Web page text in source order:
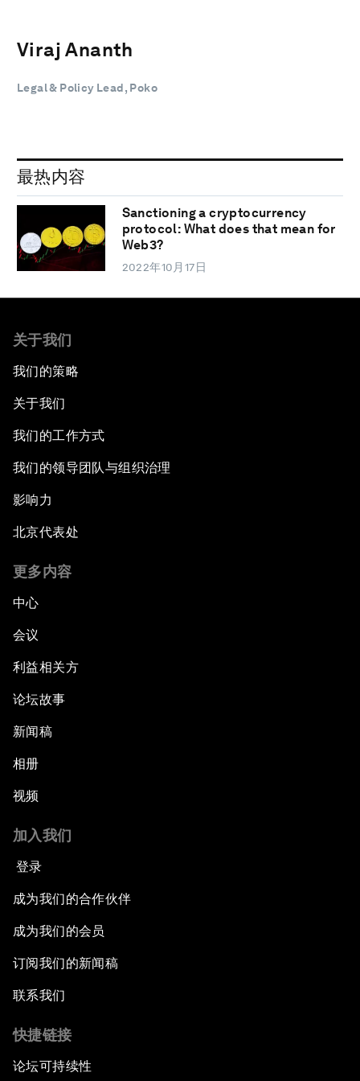
Viraj Ananth
Legal & Policy Lead, Poko
最热内容
Sanctioning a cryptocurrency
protocol: What does that mean for
Web3?
2022年10月17日
关于我们
我们的策略
关于我们
我们的工作方式
我们的领导团队与组织治理
影响力
北京代表处
更多内容
中心
会议
利益相关方
论坛故事
新闻稿
相册
视频
加入我们
登录
成为我们的合作伙伴
成为我们的会员
订阅我们的新闻稿
联系我们
快捷链接
论坛可持续性